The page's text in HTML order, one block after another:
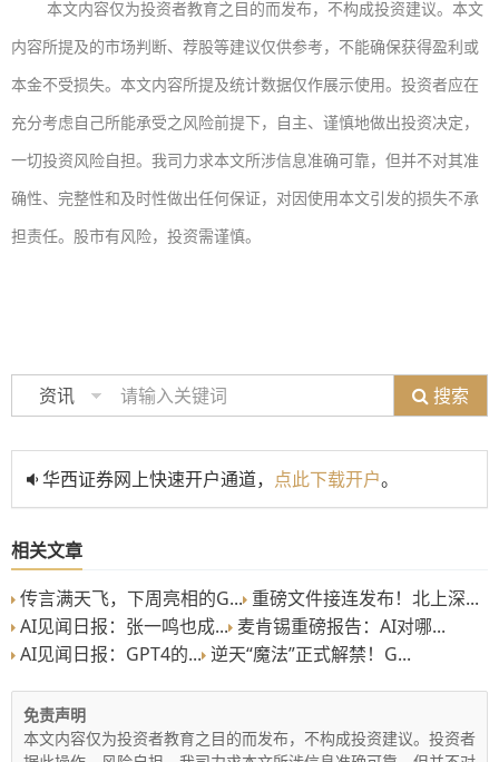
本文内容仅为投资者教育之目的而发布，不构成投资建议。本文
内容所提及的市场判断、荐股等建议仅供参考，不能确保获得盈利或
本金不受损失。本文内容所提及统计数据仅作展示使用。投资者应在
充分考虑自己所能承受之风险前提下，自主、谨慎地做出投资决定，
一切投资风险自担。我司力求本文所涉信息准确可靠，但并不对其准
确性、完整性和及时性做出任何保证，对因使用本文引发的损失不承
担责任。股市有风险，投资需谨慎。
资讯 搜索
华西证券网上快速开户通道， 点此下载开户。
相关文章
传言满天飞，下周亮相的G... 重磅文件接连发布！北上深...
AI见闻日报：张一鸣也成... 麦肯锡重磅报告：AI对哪...
AI见闻日报：GPT4的... 逆天“魔法”正式解禁！G...
免责声明
本文内容仅为投资者教育之目的而发布，不构成投资建议。投资者